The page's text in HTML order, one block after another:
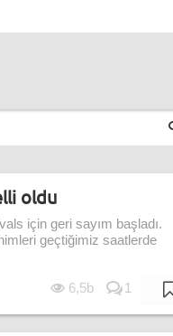
oldu
için geri sayım başladı.
geçtiğimiz saatlerde
6,5b 1